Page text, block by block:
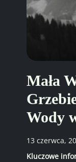
Mała
Wody
13 czerwca,
Kluczowe